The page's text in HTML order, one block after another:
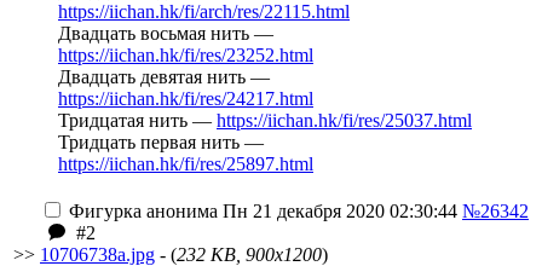
https://iichan.hk/fi/arch/res/22115.html
Двадцать восьмая нить —
https://iichan.hk/fi/res/23252.html
Двадцать девятая нить —
https://iichan.hk/fi/res/24217.html
Тридцатая нить — https://iichan.hk/fi/res/25037.html
Тридцать первая нить —
https://iichan.hk/fi/res/25897.html
>>
Фигурка анонима Пн 21 декабря 2020 02:30:44 №26342
#2
10706738a.jpg - (232 KB, 900x1200)